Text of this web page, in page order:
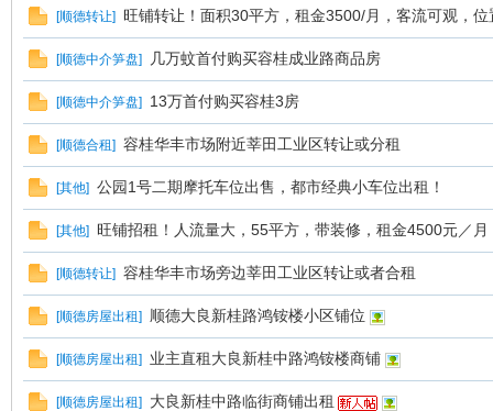
[顺德转让] 旺铺转让！面积30平方，租金3500/月，客流可观，位
[顺德中介笋盘] 几万蚊首付购买容桂成业路商品房
[顺德中介笋盘] 13万首付购买容桂3房
[顺德合租] 容桂华丰市场附近莘田工业区转让或分租
[其他] 公园1号二期摩托车位出售，都市经典小车位出租！
[其他] 旺铺招租！人流量大，55平方，带装修，租金4500元／月
[顺德转让] 容桂华丰市场旁边莘田工业区转让或者合租
[顺德房屋出租] 顺德大良新桂路鸿铵楼小区铺位
[顺德房屋出租] 业主直租大良新桂中路鸿铵楼商铺
[顺德房屋出租] 大良新桂中路临街商铺出租